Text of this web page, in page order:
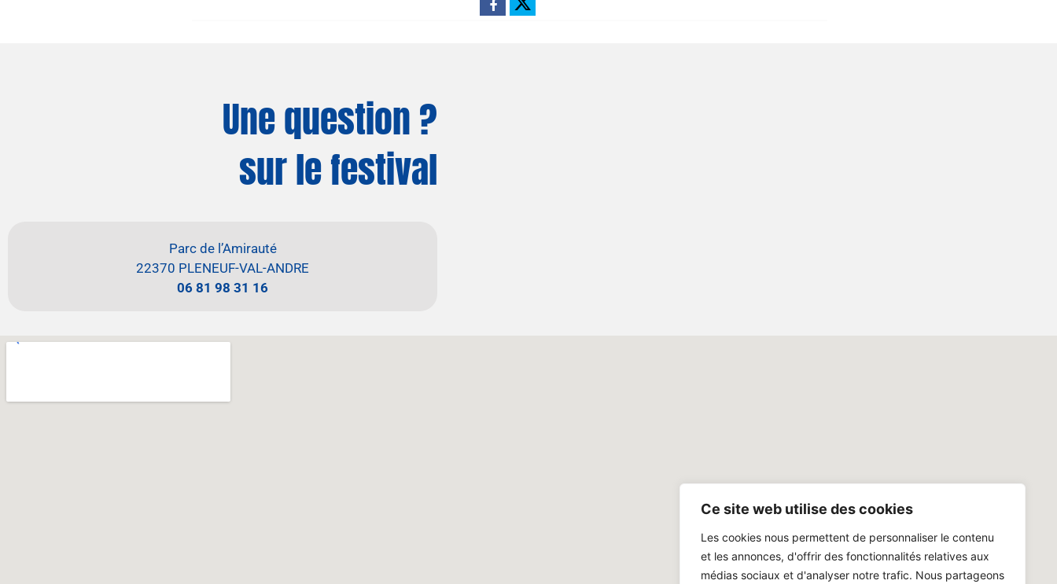
Ce site web utilise des cookies
Les cookies nous permettent de personnaliser le contenu
et les annonces, d'offrir des fonctionnalités relatives aux
médias sociaux et d'analyser notre trafic. Nous partageons
Une question ?
sur le festival
Parc de l’Amirauté
22370 PLENEUF-VAL-ANDRE
06 81 98 31 16